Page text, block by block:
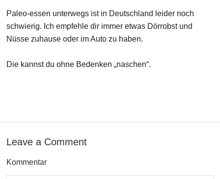
Paleo-essen unterwegs ist in Deutschland leider noch
schwierig. Ich empfehle dir immer etwas Dörrobst und
Nüsse zuhause oder im Auto zu haben.
Die kannst du ohne Bedenken „naschen“.
Leave a Comment
Kommentar